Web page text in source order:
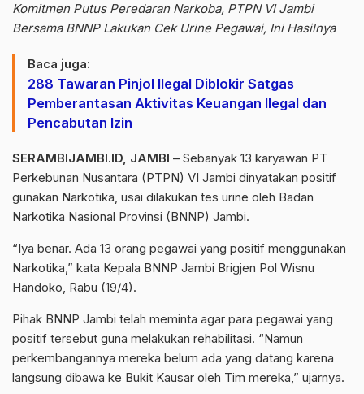
Komitmen Putus Peredaran Narkoba, PTPN VI Jambi
Bersama BNNP Lakukan Cek Urine Pegawai, Ini Hasilnya
Baca juga:
288 Tawaran Pinjol Ilegal Diblokir Satgas
Pemberantasan Aktivitas Keuangan Ilegal dan
Pencabutan Izin
SERAMBIJAMBI.ID, JAMBI – Sebanyak 13 karyawan PT
Perkebunan Nusantara (PTPN) VI Jambi dinyatakan positif
gunakan Narkotika, usai dilakukan tes urine oleh Badan
Narkotika Nasional Provinsi (BNNP) Jambi.
“Iya benar. Ada 13 orang pegawai yang positif menggunakan
Narkotika,” kata Kepala BNNP Jambi Brigjen Pol Wisnu
Handoko, Rabu (19/4).
Pihak BNNP Jambi telah meminta agar para pegawai yang
positif tersebut guna melakukan rehabilitasi. “Namun
perkembangannya mereka belum ada yang datang karena
langsung dibawa ke Bukit Kausar oleh Tim mereka,” ujarnya.